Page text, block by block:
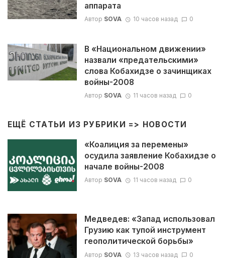
аппарата
Автор SOVA 10 часов назад 0
В «Национальном движении»
назвали «предательскими»
слова Кобахидзе о зачинщиках
войны-2008
Автор SOVA 11 часов назад 0
ЕЩЁ СТАТЬИ ИЗ РУБРИКИ => НОВОСТИ
«Коалиция за перемены»
осудила заявление Кобахидзе о
начале войны-2008
Автор SOVA 11 часов назад 0
Медведев: «Запад использовал
Грузию как тупой инструмент
геополитической борьбы»
Автор SOVA 13 часов назад 0